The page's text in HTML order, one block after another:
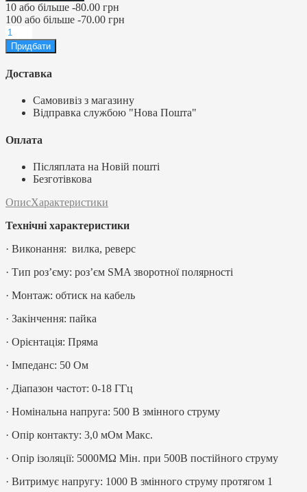
10 або більше -80.00 грн
100 або більше -70.00 грн
Доставка
Самовивіз з магазину
Відправка службою "Нова Пошта"
Оплата
Післяплата на Новій пошті
Безготівкова
ОписХарактеристики
Технічні характеристики
· Виконання: вилка, реверс
· Тип роз’єму: роз’єм SMA зворотної полярності
· Монтаж: обтиск на кабель
· Закінчення: пайка
· Орієнтація: Пряма
· Імпеданс: 50 Ом
· Діапазон частот: 0-18 ГГц
· Номінальна напруга: 500 В змінного струму
· Опір контакту: 3,0 мОм Макс.
· Опір ізоляції: 5000MΩ Мін. при 500В постійного струму
· Витримує напругу: 1000 В змінного струму протягом 1